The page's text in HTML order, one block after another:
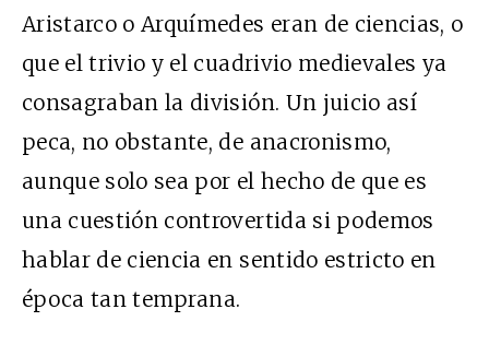
Aristarco o Arquímedes eran de ciencias, o
que el trivio y el cuadrivio medievales ya
consagraban la división. Un juicio así
peca, no obstante, de anacronismo,
aunque solo sea por el hecho de que es
una cuestión controvertida si podemos
hablar de ciencia en sentido estricto en
época tan temprana.